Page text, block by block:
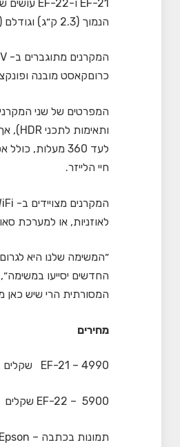
הנמוך (2.3 ק״ג) וגודלם (113x197x191מ״מ) מאפשר לקחת אותם לכל מקום בו הם נדרשים.
כרוםקאסט מובנה
חיי הלייזר.
לאוזניות, או למערכת
״המשימה שלנו היא
החדשים יסייעו
המסורתית הרי שיש כאן
מחירים
EF-21 – 4990 שקלים
EF-22 – 5900 שקלים
תמונות בכתבה – Epson